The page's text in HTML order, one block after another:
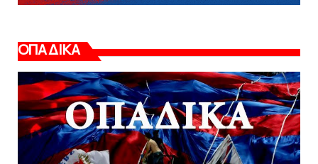
ΟΠΑΔΙΚΑ